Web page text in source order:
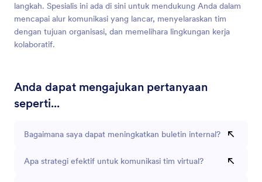
langkah. Spesialis ini ada di sini untuk mendukung Anda dalam
mencapai alur komunikasi yang lancar, menyelaraskan tim
dengan tujuan organisasi, dan memelihara lingkungan kerja
kolaboratif.
Anda dapat mengajukan pertanyaan
seperti...
Bagaimana saya dapat meningkatkan buletin internal?
Apa strategi efektif untuk komunikasi tim virtual?